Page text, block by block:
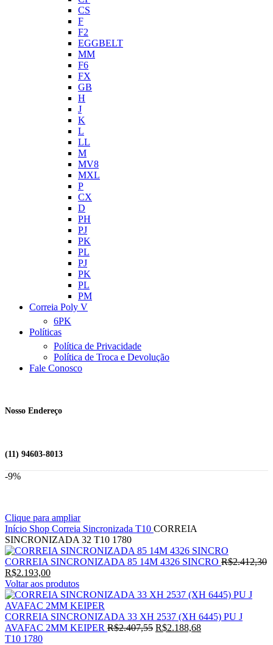
CS
F
F2
EGGBELT
MM
F6
FX
GB
H
J
K
L
LL
M
MV8
MXL
P
CX
D
PH
PJ
PK
PL
PJ
PK
PL
PM
Correia Poly V
6PK
Políticas
Política de Privacidade
Política de Troca e Devolução
Fale Conosco
Nosso Endereço
(11) 94603-8013
-9%
Clique para ampliar
Início Shop Correia Sincronizada T10 CORREIA
SINCRONIZADA 32 T10 1780
CORREIA SINCRONIZADA 85 14M 4326 SINCRO R$2.412,30
O
preço
original
era:
R$2.412,30.
R$2.193,00O
preço
atual
é:
R$2.193,00.
Voltar aos produtos
CORREIA SINCRONIZADA 33 XH 2537 (XH 6445) PU J
AVAFAC 2MM KEIPER R$2.407,55 O
R$2.188,68O
T10 1780